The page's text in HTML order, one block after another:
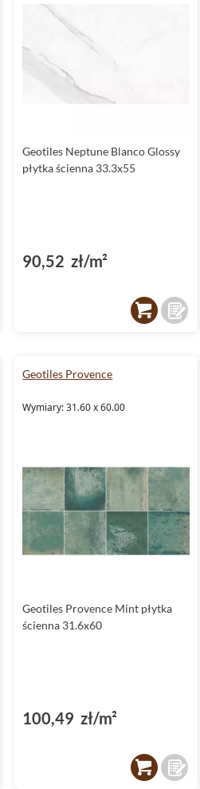
Geotiles Neptune Blanco Glossy
płytka ścienna 33.3x55
90,52 zł/m²
Geotiles Provence
Wymiary: 31.60 x 60.00
Geotiles Provence Mint płytka
ścienna 31.6x60
100,49 zł/m²